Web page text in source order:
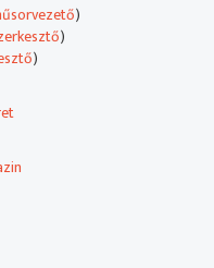
26 percben
minél szélesebb körben
)
)
)